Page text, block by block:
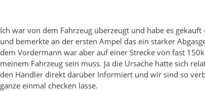
Ich war von dem Fahrzeug überzeugt und habe es
und bemerkte an der ersten Ampel das ein starker
dem Vordermann war aber auf einer Strecke von fast
meinem Fahrzeug sein muss. Ja die Ursache hatte sich
den Händler direkt darüber Informiert und wir sind so
ganze einmal checken lasse.